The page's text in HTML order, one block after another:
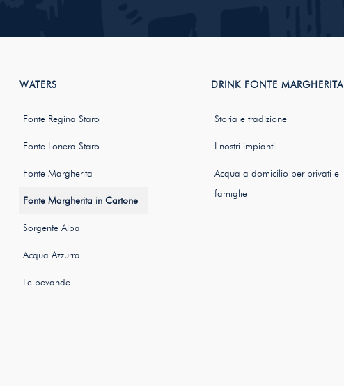
WATERS
Fonte Regina Staro
Fonte Lonera Staro
Fonte Margherita
Fonte Margherita in Cartone
Sorgente Alba
Acqua Azzurra
Le bevande
DRINK FONTE MARGHERITA
Storia e tradizione
I nostri impianti
Acqua a domicilio per privati e
famiglie